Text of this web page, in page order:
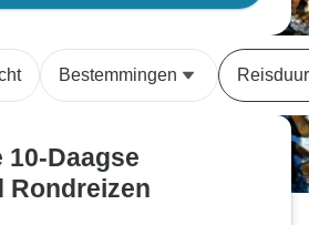
Bestemmingen Reisduur
10-Daagse
Rondreizen